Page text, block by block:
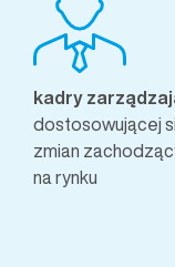
kadry
dostosowującej
zmian
na rynku